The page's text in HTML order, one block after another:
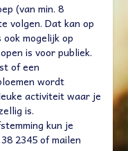
(van min. 8
volgen. Dat kan op
mogelijk op
is voor publiek.
of een
wordt
activiteit waar je
is.
kun je
2345 of mailen